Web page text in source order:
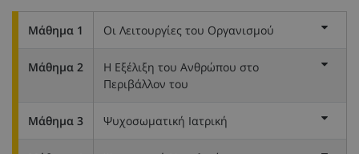
Μάθημα 1 Οι Λειτουργίες του Οργανισμού
Μάθημα 2
Η Eξέλιξη του Aνθρώπου στο
Περιβάλλον του
Μάθημα 3 Ψυχοσωματική Ιατρική